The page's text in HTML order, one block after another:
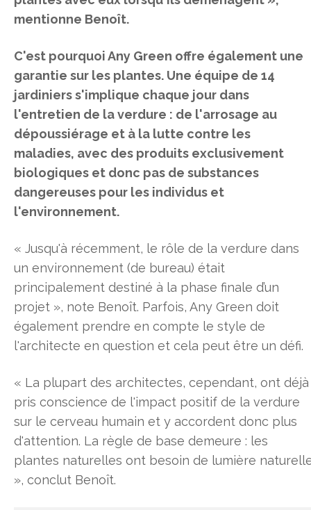
mentionne Benoît.
C'est pourquoi Any Green offre également une
garantie sur les plantes. Une équipe de 14
jardiniers s'implique chaque jour dans
l'entretien de la verdure : de l'arrosage au
dépoussiérage et à la lutte contre les
maladies, avec des produits exclusivement
biologiques et donc pas de substances
dangereuses pour les individus et
l'environnement.
« Jusqu'à récemment, le rôle de la verdure dans
un environnement (de bureau) était
principalement destiné à la phase finale d’un
projet », note Benoît. Parfois, Any Green doit
également prendre en compte le style de
l'architecte en question et cela peut être un défi.
« La plupart des architectes, cependant, ont déjà
pris conscience de l'impact positif de la verdure
sur le cerveau humain et y accordent donc plus
d'attention. La règle de base demeure : les
plantes naturelles ont besoin de lumière
», conclut Benoît.